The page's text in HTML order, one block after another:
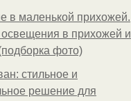
в маленькой прихожей.
в прихожей и
фото)
стильное и
решение для